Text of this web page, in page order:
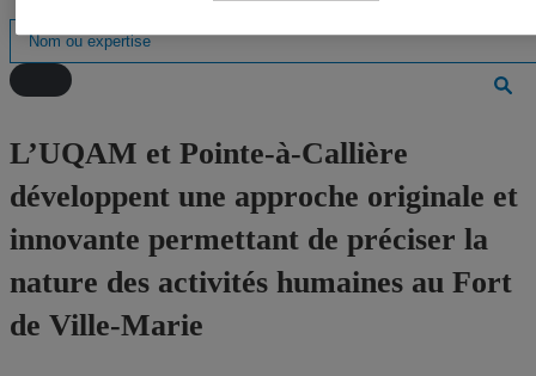
L’UQAM et Pointe-à-Callière
développent une approche originale et
innovante permettant de préciser la
nature des activités humaines au Fort
de Ville-Marie